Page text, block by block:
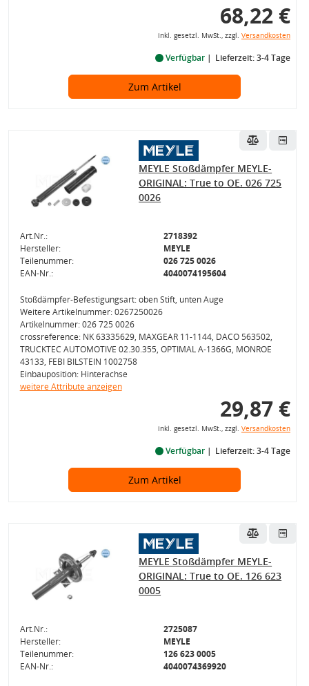
68,22 €
inkl. gesetzl. MwSt., zzgl. Versandkosten
Verfügbar Lieferzeit: 3-4 Tage
Zum Artikel
MEYLE Stoßdämpfer MEYLE-
ORIGINAL: True to OE. 026 725
0026
Art.Nr.:
2718392
Hersteller:
MEYLE
Teilenummer:
026 725 0026
EAN-Nr.:
4040074195604
Stoßdämpfer-Befestigungsart: oben Stift, unten Auge
Weitere Artikelnummer: 0267250026
Artikelnummer: 026 725 0026
crossreference: NK 63335629, MAXGEAR 11-1144, DACO 563502,
TRUCKTEC AUTOMOTIVE 02.30.355, OPTIMAL A-1366G, MONROE
43133, FEBI BILSTEIN 1002758
Einbauposition: Hinterachse
weitere Attribute anzeigen
29,87 €
inkl. gesetzl. MwSt., zzgl. Versandkosten
Verfügbar Lieferzeit: 3-4 Tage
Zum Artikel
MEYLE Stoßdämpfer MEYLE-
ORIGINAL: True to OE. 126 623
0005
Art.Nr.:
2725087
Hersteller:
MEYLE
Teilenummer:
126 623 0005
EAN-Nr.:
4040074369920